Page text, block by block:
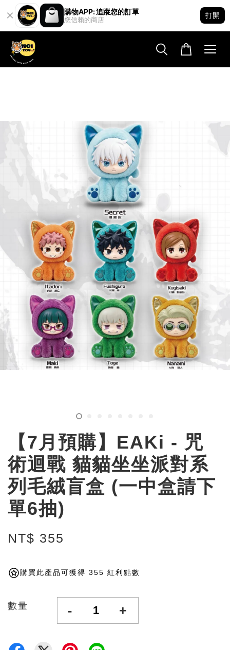
購物APP: 追蹤您的訂單
您信賴的商店
打開
【7月預購】EAKi - 咒
術迴戰 貓貓坐坐派對系
列毛絨盲盒 (一中盒請下
單6抽)
NT$ 355
購買此產品可獲得 355 紅利點數
數量 - +